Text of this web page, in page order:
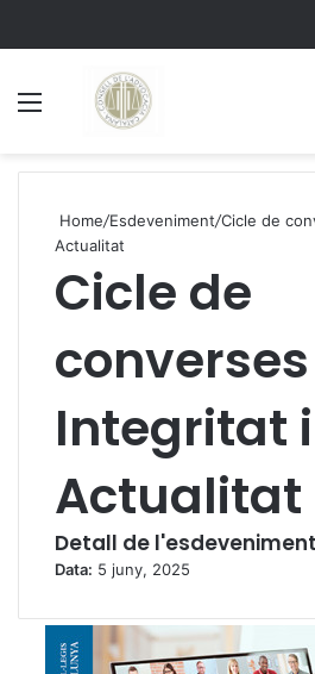
Home/Esdeveniment/Cicle de
Actualitat
Cicle de
converses
Integritat i
Actualitat
Detall de l'esdeveniment
Data: 5 juny, 2025